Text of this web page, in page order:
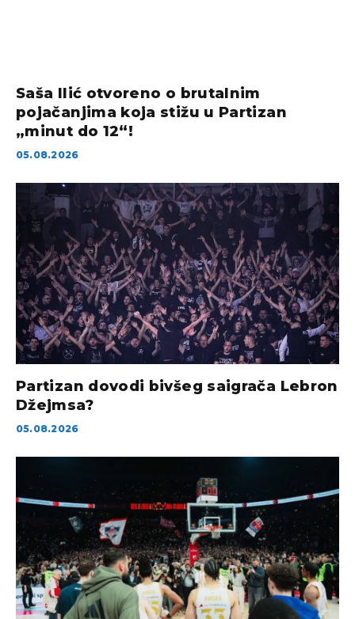
Saša Ilić otvoreno o brutalnim
pojačanjima koja stižu u Partizan
„minut do 12“!
05.08.2026
Partizan dovodi bivšeg saigrača Lebron
Džejmsa?
05.08.2026